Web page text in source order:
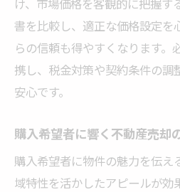
け、市場価格を客観的に把握す
書を比較し、適正な価格設定を
らの信頼も得やすくなります。
携し、税金対策や契約条件の調
安心です。
購入希望者に響く不動産売却
購入希望者に物件の魅力を伝え
域特性を活かしたアピールが効